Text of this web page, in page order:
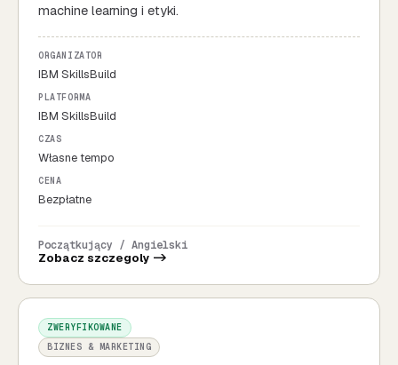
machine learning i etyki.
ORGANIZATOR
IBM SkillsBuild
PLATFORMA
IBM SkillsBuild
CZAS
Własne tempo
CENA
Bezpłatne
Początkujący / Angielski
Zobacz szczegoly ->
ZWERYFIKOWANE
BIZNES & MARKETING